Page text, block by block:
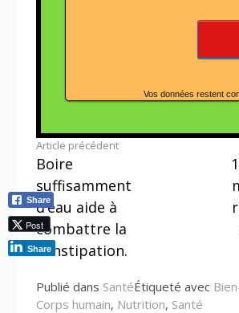
Vos données restent
Lire
la
suite
Article précédent
Boire
suffisamment
d’eau aide à
combattre la
constipation.
Publié dans SantéÉtiqueté avec
Corps humain, Nutrition, Santé
Share
Post
Share